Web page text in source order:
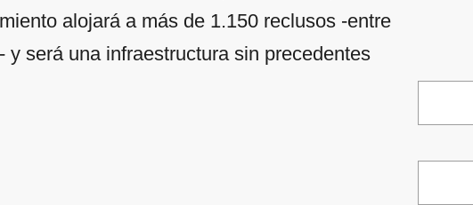
alojará a más de 1.150 reclusos -entre
- y será una infraestructura sin precedentes